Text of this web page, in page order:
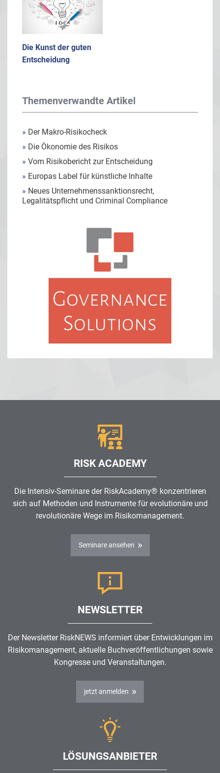
Die Kunst der guten
Entscheidung
Themenverwandte Artikel
» Der Makro-Risikocheck
» Die Ökonomie des Risikos
» Vom Risikobericht zur Entscheidung
» Europas Label für künstliche Inhalte
» Neues Unternehmenssanktionsrecht,
Legalitätspflicht und Criminal Compliance
RISK ACADEMY
Die Intensiv-Seminare der RiskAcademy® konzentrieren
sich auf Methoden und Instrumente für evolutionäre und
revolutionäre Wege im Risikomanagement.
Seminare ansehen
NEWSLETTER
Der Newsletter RiskNEWS informiert über Entwicklungen im
Risikomanagement, aktuelle Buchveröffentlichungen sowie
Kongresse und Veranstaltungen.
jetzt anmelden
LÖSUNGSANBIETER